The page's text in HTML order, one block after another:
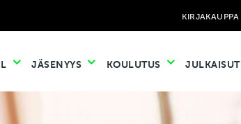
KIRJAKAUPPA
JÄSENYYS KOULUTUS JULKAISUT